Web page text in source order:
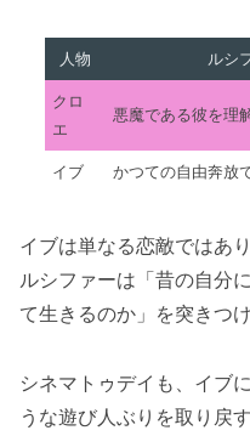
人物 ルシ
クロ
エ
悪魔である彼を理
イブ かつての自由奔放
イブは単なる恋敵ではあ
ルシファーは「昔の自分
て生きるのか」を突きつ
シネマトゥデイも、イブ
うな遊び人ぶりを取り戻